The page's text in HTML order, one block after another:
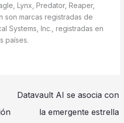
Lynx, Predator, Reaper,
son marcas registradas de
Systems, Inc., registradas en
países.
Datavault AI se asocia con
la emergente estrella